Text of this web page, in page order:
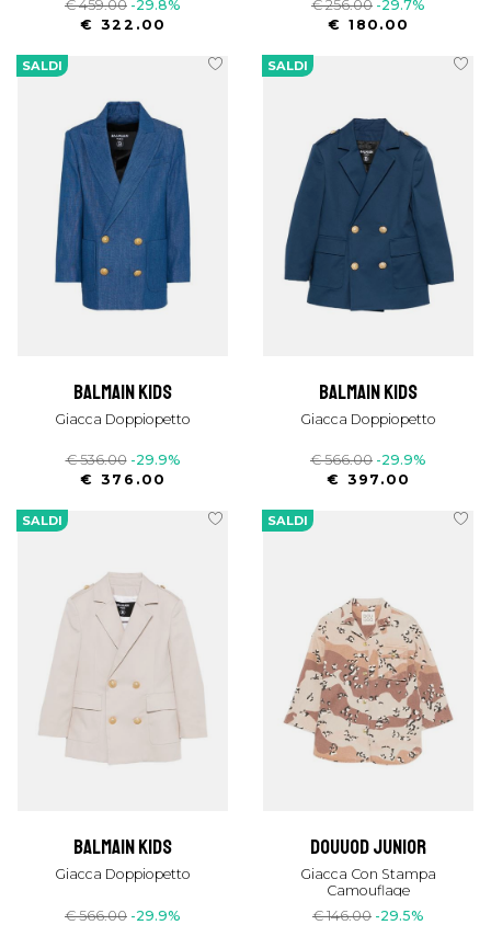
€ 459.00 -29.8%
€ 322.00
€ 256.00 -29.7%
€ 180.00
SALDI
balmain kids
Giacca Doppiopetto
€ 536.00 -29.9%
€ 376.00
SALDI
balmain kids
Giacca Doppiopetto
€ 566.00 -29.9%
€ 397.00
SALDI
balmain kids
Giacca Doppiopetto
€ 566.00 -29.9%
SALDI
douuod junior
Giacca Con Stampa
Camouflage
€ 146.00 -29.5%